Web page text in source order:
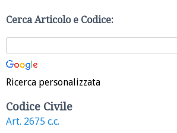
Cerca Articolo e Codice:
Ricerca personalizzata
Codice Civile
Art. 2675 c.c.